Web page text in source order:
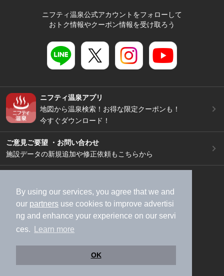
By using our services, you agree that we and
our partners use cookies to improve advertisi
ng and enhance your experience on our servi
ces.
Learn more
OK
ニフティ温泉公式アカウントをフォローして
おトク情報やクーポン情報を受け取ろう
ニフティ温泉アプリ
地図から温泉検索！お得な限定クーポンも！
今すぐダウンロード！
ご意見ご要望 ・お問い合わせ
施設データの新規追加や修正依頼もこちらから
加盟店募集（資料請求）
広告出稿のご案内
利用規約
ライフスタイルMEMBERS+規約
特定商取引法に基づく表記
ヘルプ
採用情報
運営会社